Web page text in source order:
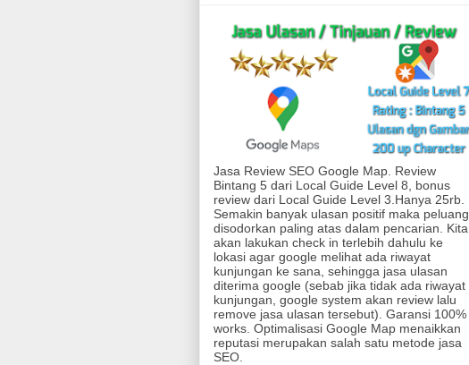
Jasa Review SEO Google Map. Review
Bintang 5 dari Local Guide Level 8, bonus
review dari Local Guide Level 3.Hanya 25rb.
Semakin banyak ulasan positif maka peluang
disodorkan paling atas dalam pencarian. Kita
akan lakukan check in terlebih dahulu ke
lokasi agar google melihat ada riwayat
kunjungan ke sana, sehingga jasa ulasan
diterima google (sebab jika tidak ada riwayat
kunjungan, google system akan review lalu
remove jasa ulasan tersebut). Garansi 100%
works. Optimalisasi Google Map menaikkan
reputasi merupakan salah satu metode jasa
SEO.